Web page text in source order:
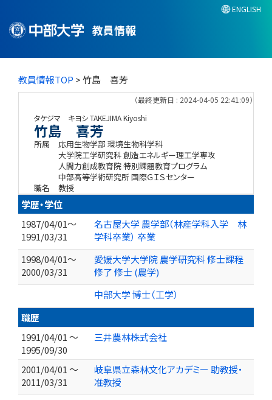
教員情報
ENGLISH
教員情報TOP > 竹島 喜芳
（最終更新日 : 2024-04-05 22:41:09）
タケジマ キヨシTAKEJIMA Kiyoshi
竹島 喜芳
所属
応用生物学部 環境生物科学科
大学院工学研究科 創造エネルギー理工学専攻
人間力創成教育院 特別課題教育プログラム
中部高等学術研究所 国際ＧＩＳセンター
職名
教授
学歴・学位
1987/04/01～
1991/03/31
名古屋大学 農学部（林産学科入学 林
学科卒業） 卒業
1998/04/01～
2000/03/31
愛媛大学大学院 農学研究科 修士課程
修了 修士 (農学)
中部大学 博士（工学）
職歴
1991/04/01 ～
1995/09/30
三井農林株式会社
2001/04/01 ～
2011/03/31
岐阜県立森林文化アカデミー 助教授・
准教授